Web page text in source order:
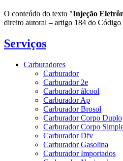
O conteúdo do texto "Injeção
direito autoral – artigo 184 do Código
Serviços
Carburadores
Carburador
Carburador 2e
Carburador álcool
Carburador Ap
Carburador Brosol
Carburador Corpo Duplo
Carburador Corpo
Carburador Dfv
Carburador Gasolina
Carburador Importados